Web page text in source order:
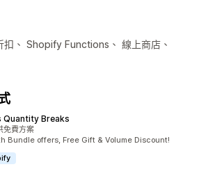
扣、 Shopify Functions、 線上商店、
Quantity Breaks
免費方案
Bundle offers, Free Gift & Volume Discount!